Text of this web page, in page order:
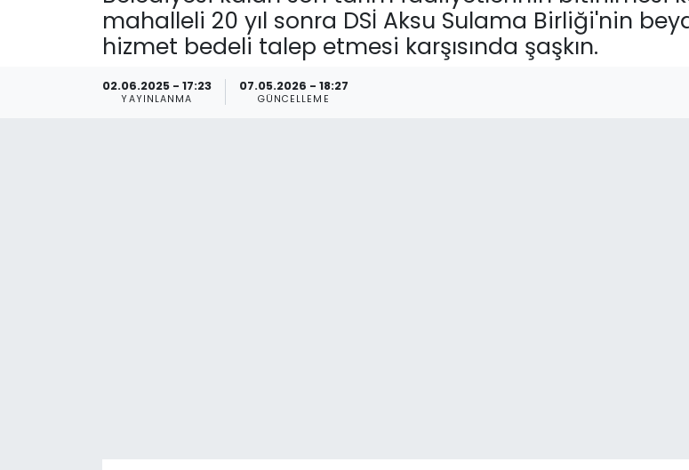
mahalleli 20 yıl sonra DSİ Aksu Sulama Birliği'nin
hizmet bedeli talep etmesi karşısında şaşkın.
02.06.2025 - 17:23
YAYINLANMA
07.05.2026 - 18:27
GÜNCELLEME
Teknoloji
Teknoloji
Yaşam